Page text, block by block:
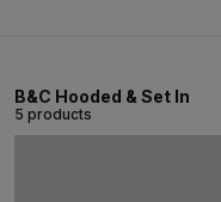
B&C Hooded & Set In
5 products